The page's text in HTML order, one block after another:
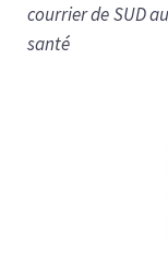
courrier de SUD
santé